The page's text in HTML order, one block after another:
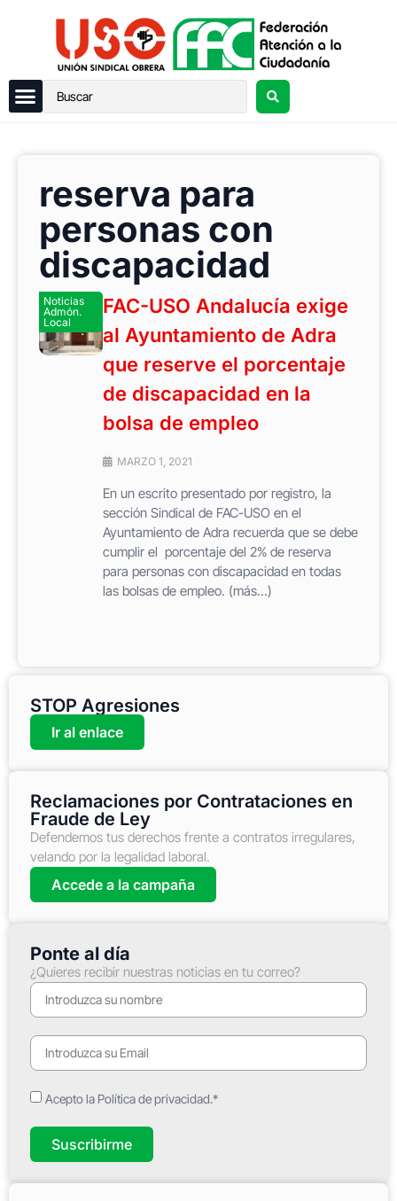
reserva para
personas con
discapacidad
Noticias
Admón.
Local
FAC-USO Andalucía exige
al Ayuntamiento de Adra
que reserve el porcentaje
de discapacidad en la
bolsa de empleo
MARZO 1, 2021
En un escrito presentado por registro, la
sección Sindical de FAC-USO en el
Ayuntamiento de Adra recuerda que se debe
cumplir el porcentaje del 2% de reserva
para personas con discapacidad en todas
las bolsas de empleo. (más…)
STOP Agresiones
Ir al enlace
Reclamaciones por Contrataciones en
Fraude de Ley
Defendemos tus derechos frente a contratos irregulares,
velando por la legalidad laboral.
Accede a la campaña
Ponte al día
¿Quieres recibir nuestras noticias en tu correo?
Acepto la Política de privacidad.*
Suscribirme